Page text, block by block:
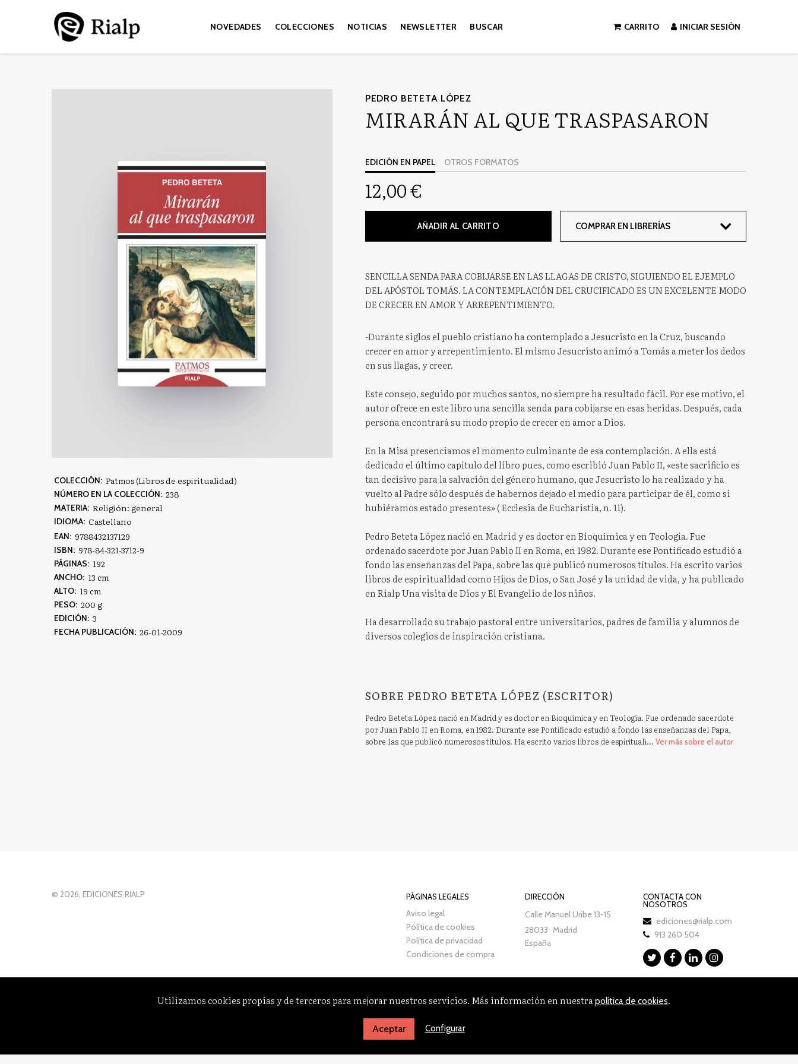
NOVEDADES COLECCIONES NOTICIAS NEWSLETTER BUSCAR CARRITO INICIAR SESIÓN
COLECCIÓN: Patmos (Libros de espiritualidad)
NÚMERO EN LA COLECCIÓN: 238
MATERIA: Religión: general
IDIOMA: Castellano
EAN: 9788432137129
ISBN: 978-84-321-3712-9
PÁGINAS: 192
ANCHO: 13 cm
ALTO: 19 cm
PESO: 200 g
EDICIÓN: 3
FECHA PUBLICACIÓN: 26-01-2009
PEDRO BETETA LÓPEZ
MIRARÁN AL QUE TRASPASARON
EDICIÓN EN PAPEL OTROS FORMATOS
12,00 €
AÑADIR AL CARRITO COMPRAR EN LIBRERÍAS
SENCILLA SENDA PARA COBIJARSE EN LAS LLAGAS DE CRISTO, SIGUIENDO EL EJEMPLO
DEL APÓSTOL TOMÁS. LA CONTEMPLACIÓN DEL CRUCIFICADO ES UN EXCELENTE MODO
DE CRECER EN AMOR Y ARREPENTIMIENTO.
-Durante siglos el pueblo cristiano ha contemplado a Jesucristo en la Cruz, buscando
crecer en amor y arrepentimiento. El mismo Jesucristo animó a Tomás a meter los dedos
en sus llagas, y creer.
Este consejo, seguido por muchos santos, no siempre ha resultado fácil. Por ese motivo, el
autor ofrece en este libro una sencilla senda para cobijarse en esas heridas. Después, cada
persona encontrará su modo propio de crecer en amor a Dios.
En la Misa presenciamos el momento culminante de esa contemplación. A ella está
dedicado el último capítulo del libro pues, como escribió Juan Pablo II, «este sacrificio es
tan decisivo para la salvación del género humano, que Jesucristo lo ha realizado y ha
vuelto al Padre sólo después de habernos dejado el medio para participar de él, como si
hubiéramos estado presentes» ( Ecclesia de Eucharistia, n. 11).
Pedro Beteta López nació en Madrid y es doctor en Bioquímica y en Teología. Fue
ordenado sacerdote por Juan Pablo II en Roma, en 1982. Durante ese Pontificado estudió a
fondo las enseñanzas del Papa, sobre las que publicó numerosos títulos. Ha escrito varios
libros de espiritualidad como Hijos de Dios, o San José y la unidad de vida, y ha publicado
en Rialp Una visita de Dios y El Evangelio de los niños.
Ha desarrollado su trabajo pastoral entre universitarios, padres de familia y alumnos de
diversos colegios de inspiración cristiana.
SOBRE PEDRO BETETA LÓPEZ (ESCRITOR)
Pedro Beteta López nació en Madrid y es doctor en Bioquímica y en Teología. Fue ordenado sacerdote
por Juan Pablo II en Roma, en 1982. Durante ese Pontificado estudió a fondo las enseñanzas del Papa,
sobre las que publicó numerosos títulos. Ha escrito varios libros de espirituali... Ver más sobre el autor
© 2026, EDICIONES RIALP PÁGINAS LEGALES
Aviso legal
Política de cookies
Política de privacidad
Condiciones de compra
DIRECCIÓN
Calle Manuel Uribe 13-15
28033 Madrid
España
CONTACTA CON
NOSOTROS
ediciones@rialp.com
913 260 504
Utilizamos cookies propias y de terceros para mejorar nuestros servicios. Más información en nuestrapolítica de cookies.
Aceptar Configurar